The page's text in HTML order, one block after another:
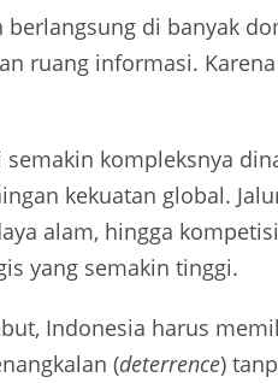
berlangsung di banyak
ruang informasi.
kompleksnya
kekuatan global.
alam, hingga
yang semakin tinggi.
Indonesia harus
(deterrence)